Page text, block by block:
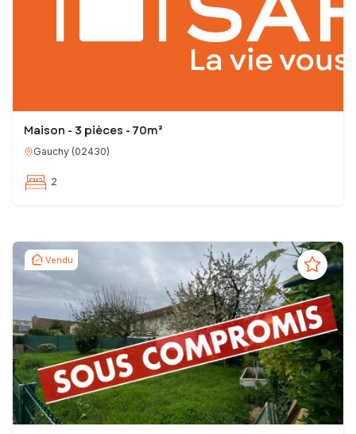
Maison - 3 pièces - 70m²
Gauchy (02430)
2
Vendu